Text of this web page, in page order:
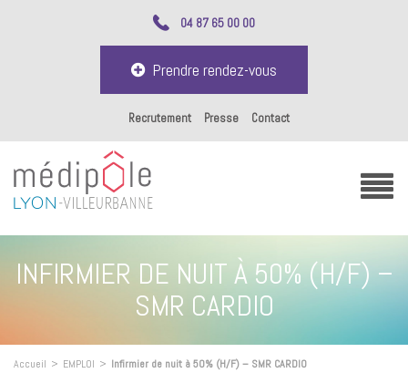
04 87 65 00 00
Prendre rendez-vous
Recrutement Presse Contact
INFIRMIER DE NUIT À 50% (H/F) –
SMR CARDIO
Accueil > EMPLOI > Infirmier de nuit à 50% (H/F) – SMR CARDIO